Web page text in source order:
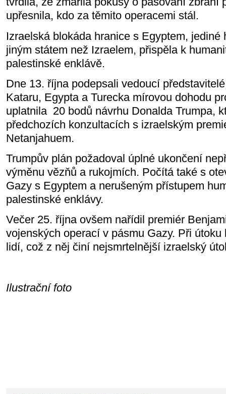
upřesnila, kdo za těmito operacemi stál.
Izraelská blokáda hranice s Egyptem, jediné
jiným státem než Izraelem, přispěla k
palestinské enklávě.
Dne 13. října podepsali vedoucí
Kataru, Egypta a Turecka mírovou dohodu
uplatnila 20 bodů návrhu Donalda Trumpa,
předchozích konzultacích s izraelským
Netanjahuem.
Trumpův plán požadoval úplné ukončení
výměnu vězňů a rukojmích. Počítá také s
Gazy s Egyptem a nerušeným přístupem
palestinské enklávy.
Večer 25. října ovšem nařídil premiér
vojenských operací v pásmu Gazy. Při
lidí, což z něj činí nejsmrtelnější izraelský
Ilustrační foto